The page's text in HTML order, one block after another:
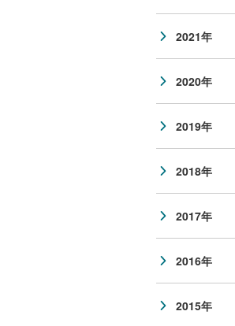
2021年
2020年
2019年
2018年
2017年
2016年
2015年